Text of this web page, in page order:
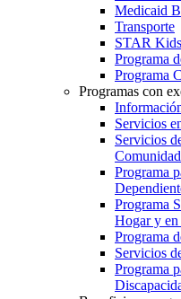
Medicaid
Transporte
STAR
Programa
Programa
Programas con
Servicios
Servicios
Programa
Programa
Hogar y
Programa
Servicios
Programa